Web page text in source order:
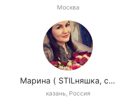
Москва
Марина ( STILняшка, сумки GRETTA, ITPARAD)
казань, Россия